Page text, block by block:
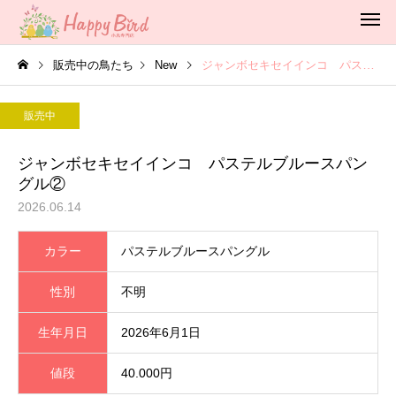
販売中の鳥たち New ジャンボセキセイインコ パステルブルースパングル②
販売中
ジャンボセキセイインコ パステルブルースパン
グル②
2026.06.14
カラー パステルブルースパングル
性別 不明
生年月日 2026年6月1日
値段 40.000円